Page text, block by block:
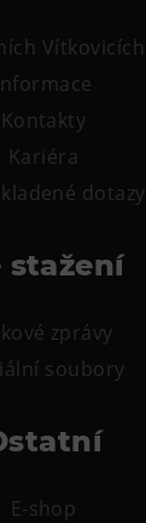
Vítkovicích
Kontakty
Kariéra
dotazy
stažení
zprávy
soubory
E-shop